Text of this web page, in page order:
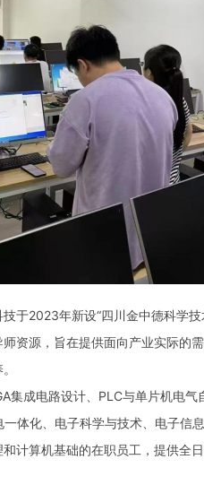
2023年新设“四川金中德科学技
资源，旨在提供面向产业实际的
成电路设计、PLC与单片机电
体化、电子科学与技术、电子信
计算机基础的在职员工，提供全